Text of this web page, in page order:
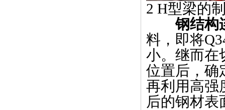
2 H型梁的
钢结构
料，即将
小。继而在
位置后，确
再利用高强
后的钢材表